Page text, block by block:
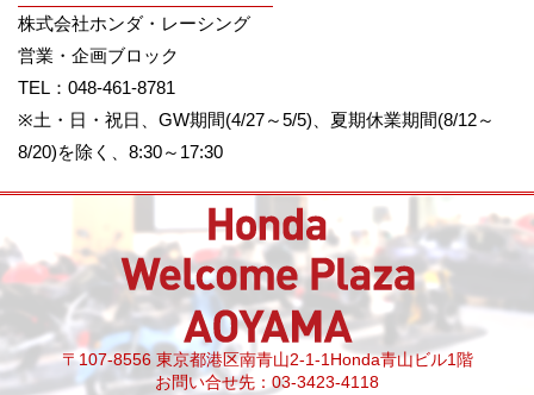
株式会社ホンダ・レーシング
営業・企画ブロック
TEL：048-461-8781
※土・日・祝日、GW期間(4/27～5/5)、夏期休業期間(8/12～
8/20)を除く、8:30～17:30
〒107-8556 東京都港区南青山2-1-1Honda青山ビル1階
お問い合せ先：03-3423-4118